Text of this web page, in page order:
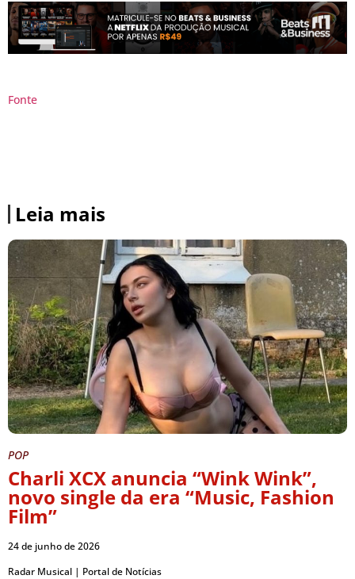
Fonte
Leia mais
POP
Charli XCX anuncia “Wink Wink”,
novo single da era “Music, Fashion
Film”
24 de junho de 2026
Radar Musical | Portal de Notícias